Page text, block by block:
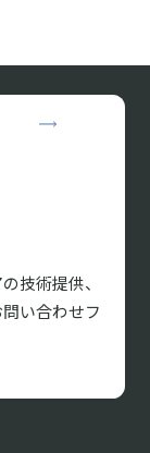
技術提供、
い合わせフ